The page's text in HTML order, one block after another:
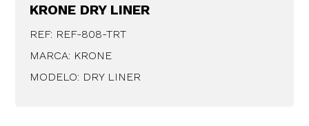
KRONE DRY LINER
REF: REF-808-TRT
MARCA: KRONE
MODELO: DRY LINER